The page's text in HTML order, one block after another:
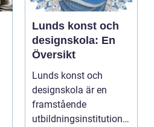
Lunds konst och
designskola: En
Översikt
Lunds konst och
designskola är en
framstående
utbildningsinstitution